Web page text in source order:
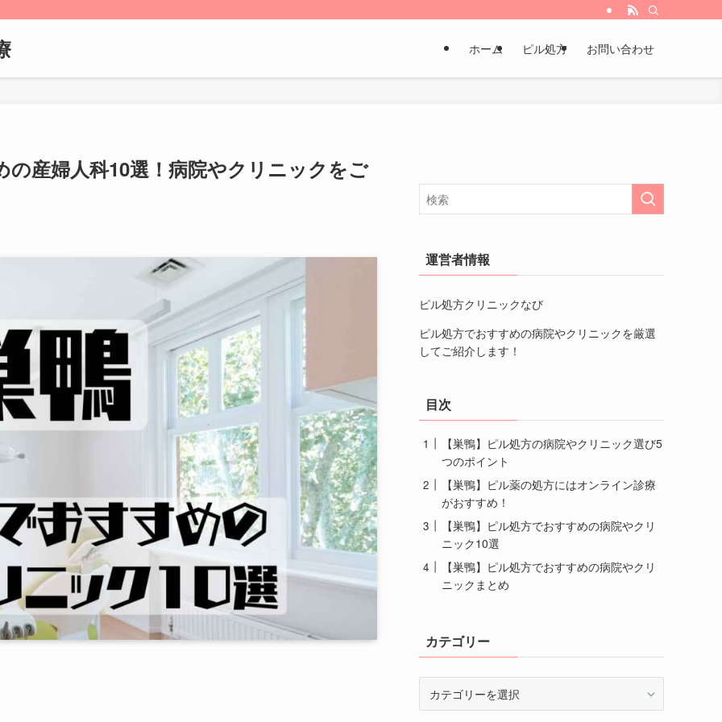
ホーム ピル処方 お問い合わせ
産婦人科10選！病院やクリニックをご
運営者情報
ピル処方クリニックなび
ピル処方でおすすめの病院やクリニックを厳選
してご紹介します！
目次
【巣鴨】ピル処方の病院やクリニック選び5
つのポイント
【巣鴨】ピル薬の処方にはオンライン診療
がおすすめ！
【巣鴨】ピル処方でおすすめの病院やクリ
ニック10選
【巣鴨】ピル処方でおすすめの病院やクリ
ニックまとめ
カテゴリー